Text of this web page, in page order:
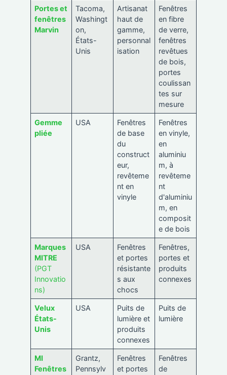
Portes et
fenêtres
Marvin
Tacoma,
Washingt
on,
États-
Unis
Artisanat
haut de
gamme,
personnal
isation
Fenêtres
en fibre
de verre,
fenêtres
revêtues
de bois,
portes
coulissan
tes sur
mesure
Gemme
pliée
USA
Fenêtres
de base
du
construct
eur,
revêteme
nt en
vinyle
Fenêtres
en vinyle,
en
aluminiu
m, à
revêteme
nt
d'aluminiu
m, en
composit
e de bois
Marques
MITRE
(PGT
Innovatio
ns)
USA
Fenêtres
et portes
résistante
s aux
chocs
Fenêtres,
portes et
produits
connexes
Velux
États-
Unis
USA
Puits de
lumière et
produits
connexes
Puits de
lumière
MI
Fenêtres
Grantz,
Pennsylv
Fenêtres
et portes
Fenêtres
de